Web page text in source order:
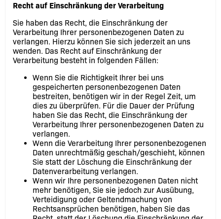
Recht auf Einschränkung der Verarbeitung
Sie haben das Recht, die Einschränkung der
Verarbeitung Ihrer personenbezogenen Daten zu
verlangen. Hierzu können Sie sich jederzeit an uns
wenden. Das Recht auf Einschränkung der
Verarbeitung besteht in folgenden Fällen:
Wenn Sie die Richtigkeit Ihrer bei uns
gespeicherten personenbezogenen Daten
bestreiten, benötigen wir in der Regel Zeit, um
dies zu überprüfen. Für die Dauer der Prüfung
haben Sie das Recht, die Einschränkung der
Verarbeitung Ihrer personenbezogenen Daten zu
verlangen.
Wenn die Verarbeitung Ihrer personenbezogenen
Daten unrechtmäßig geschah/geschieht, können
Sie statt der Löschung die Einschränkung der
Datenverarbeitung verlangen.
Wenn wir Ihre personenbezogenen Daten nicht
mehr benötigen, Sie sie jedoch zur Ausübung,
Verteidigung oder Geltendmachung von
Rechtsansprüchen benötigen, haben Sie das